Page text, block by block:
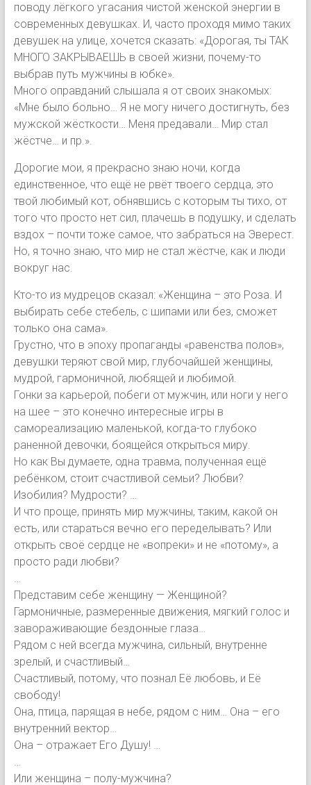
поводу лёгкого угасания чистой женской энергии в
современных девушках. И, часто проходя мимо таких
девушек на улице, хочется сказать: «Дорогая, ты ТАК
МНОГО ЗАКРЫВАЕШЬ в своей жизни, почему-то
выбрав путь мужчины в юбке».
Много оправданий слышала я от своих знакомых:
«Мне было больно… Я не могу ничего достигнуть, без
мужской жёсткости… Меня предавали… Мир стал
жёстче… и пр.».
Дорогие мои, я прекрасно знаю ночи, когда
единственное, что ещё не рвёт твоего сердца, это
твой любимый кот, обнявшись с которым ты тихо, от
того что просто нет сил, плачешь в подушку, и сделать
вздох – почти тоже самое, что забраться на Эверест.
Но, я точно знаю, что мир не стал жёстче, как и люди
вокруг нас.
Кто-то из мудрецов сказал: «Женщина – это Роза. И
выбирать себе стебель, с шипами или без, сможет
только она сама».
Грустно, что в эпоху пропаганды «равенства полов»,
девушки теряют свой мир, глубочайшей женщины,
мудрой, гармоничной, любящей и любимой.
Гонки за карьерой, побеги от мужчин, или ноги у него
на шее – это конечно интересные игры в
самореализацию маленькой, когда-то глубоко
раненной девочки, боящейся открыться миру.
Но как Вы думаете, одна травма, полученная ещё
ребёнком, стоит счастливой семьи? Любви?
Изобилия? Мудрости? …
И что проще, принять мир мужчины, таким, какой он
есть, или стараться вечно его переделывать? Или
открыть своё сердце не «вопреки» и не «потому», а
просто ради любви?
…
Представим себе женщину — Женщиной?
Гармоничные, размеренные движения, мягкий голос и
завораживающие бездонные глаза…
Рядом с ней всегда мужчина, сильный, внутренне
зрелый, и счастливый…
Счастливый, потому, что познал Её любовь, и Её
свободу!
Она, птица, парящая в небе, рядом с ним… Она – его
внутренний вектор…
Она – отражает Его Душу! …
…
Или женщина – полу-мужчина?